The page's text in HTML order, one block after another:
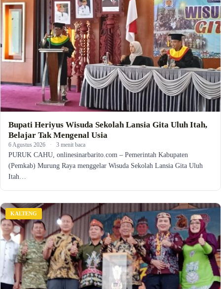
Bupati Heriyus Wisuda Sekolah Lansia Gita Uluh Itah,
Belajar Tak Mengenal Usia
6 Agustus 2026 · 3 menit baca
PURUK CAHU, onlinesinarbarito.com – Pemerintah Kabupaten
(Pemkab) Murung Raya menggelar Wisuda Sekolah Lansia Gita Uluh
Itah…
KALTENG